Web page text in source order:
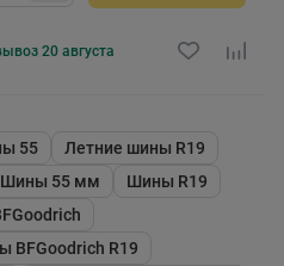
20 августа
55
Летние шины R19
Шины 55 мм
Шины R19
BFGoodrich R19